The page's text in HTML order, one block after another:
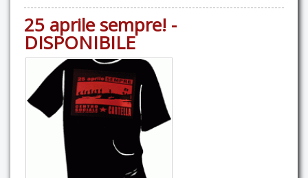
25 aprile sempre! -
DISPONIBILE